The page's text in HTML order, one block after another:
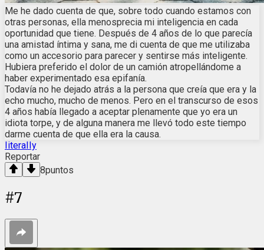
Me he dado cuenta de que, sobre todo cuando estamos con
otras personas, ella menosprecia mi inteligencia en cada
oportunidad que tiene. Después de 4 años de lo que parecía
una amistad íntima y sana, me di cuenta de que me utilizaba
como un accesorio para parecer y sentirse más inteligente.
Hubiera preferido el dolor de un camión atropellándome a
haber experimentado esa epifanía.
Todavía no he dejado atrás a la persona que creía que era y la
echo mucho, mucho de menos. Pero en el transcurso de esos
4 años había llegado a aceptar plenamente que yo era un
idiota torpe, y de alguna manera me llevó todo este tiempo
darme cuenta de que ella era la causa.
IiteraIIy
Reportar
8puntos
#7